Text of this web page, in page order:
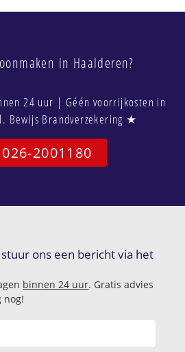
in Haalderen?
24 uur | Géén voorrijkosten in
Bewijs Brandverzekering ★
2001180
ons een bericht via het
binnen 24 uur. Gratis advies
nog!